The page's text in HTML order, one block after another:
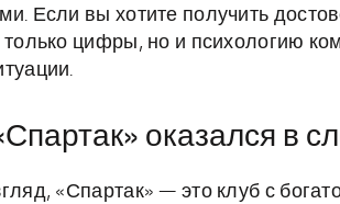
Если вы хотите получить
только цифры, но и психологию
оказался в
«Спартак» — это клуб с